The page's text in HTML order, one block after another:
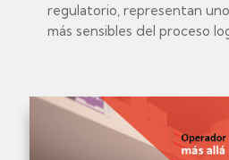
regulatorio, representan
más sensibles del proceso